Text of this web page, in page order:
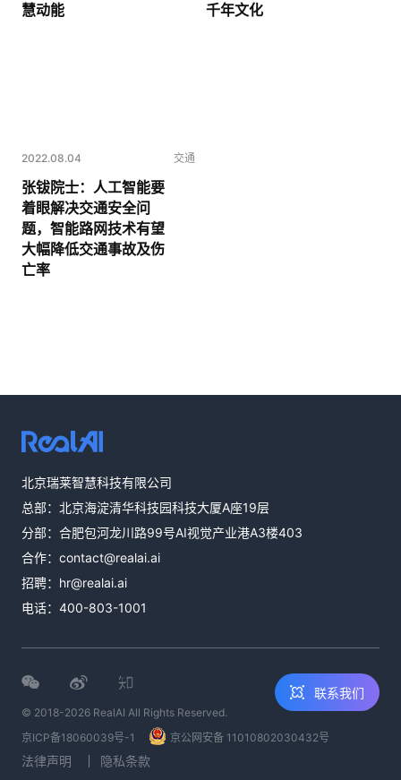
慧动能
千年文化
2022.08.04 交通
张钹院士：人工智能要
着眼解决交通安全问
题，智能路网技术有望
大幅降低交通事故及伤
亡率
北京瑞莱智慧科技有限公司
总部：北京海淀清华科技园科技大厦A座19层
分部：合肥包河龙川路99号AI视觉产业港A3楼403
合作： contact@realai.ai
招聘： hr@realai.ai
电话： 400-803-1001
© 2018-2026 RealAI All Rights Reserved.
京ICP备18060039号-1
京公网安备 11010802030432号
法律声明 隐私条款
联系我们
邮件咨询
contact@realai.ai